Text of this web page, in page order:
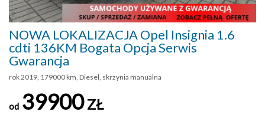
NOWA LOKALIZACJA Opel Insignia 1.6
cdti 136KM Bogata Opcja Serwis
Gwarancja
rok 2019, 179000 km, Diesel, skrzynia manualna
od 39900ZŁ